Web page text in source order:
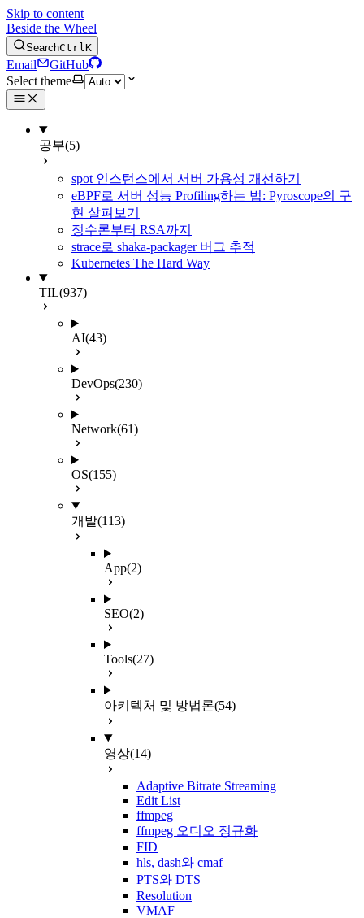
Skip to content
Beside the Wheel
SearchCtrlK
Email
GitHub
Select theme
공부(5)
spot 인스턴스에서 서버 가용성 개선하기
eBPF로 서버 성능 Profiling하는 법: Pyroscope의 구
현 살펴보기
정수론부터 RSA까지
strace로 shaka-packager 버그 추적
Kubernetes The Hard Way
TIL(937)
AI(43)
DevOps(230)
Network(61)
OS(155)
개발(113)
App(2)
SEO(2)
Tools(27)
아키텍처 및 방법론(54)
영상(14)
Adaptive Bitrate Streaming
Edit List
ffmpeg
ffmpeg 오디오 정규화
FID
hls, dash와 cmaf
PTS와 DTS
Resolution
VMAF